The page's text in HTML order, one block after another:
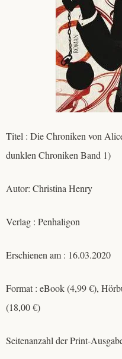
Titel : Die Chroniken von
dunklen Chroniken Band 1)
Autor: Christina Henry
Verlag : Penhaligon
Erschienen am : 16.03.2020
Format : eBook (4,99 €),
(18,00 €)
Seitenanzahl der Print-